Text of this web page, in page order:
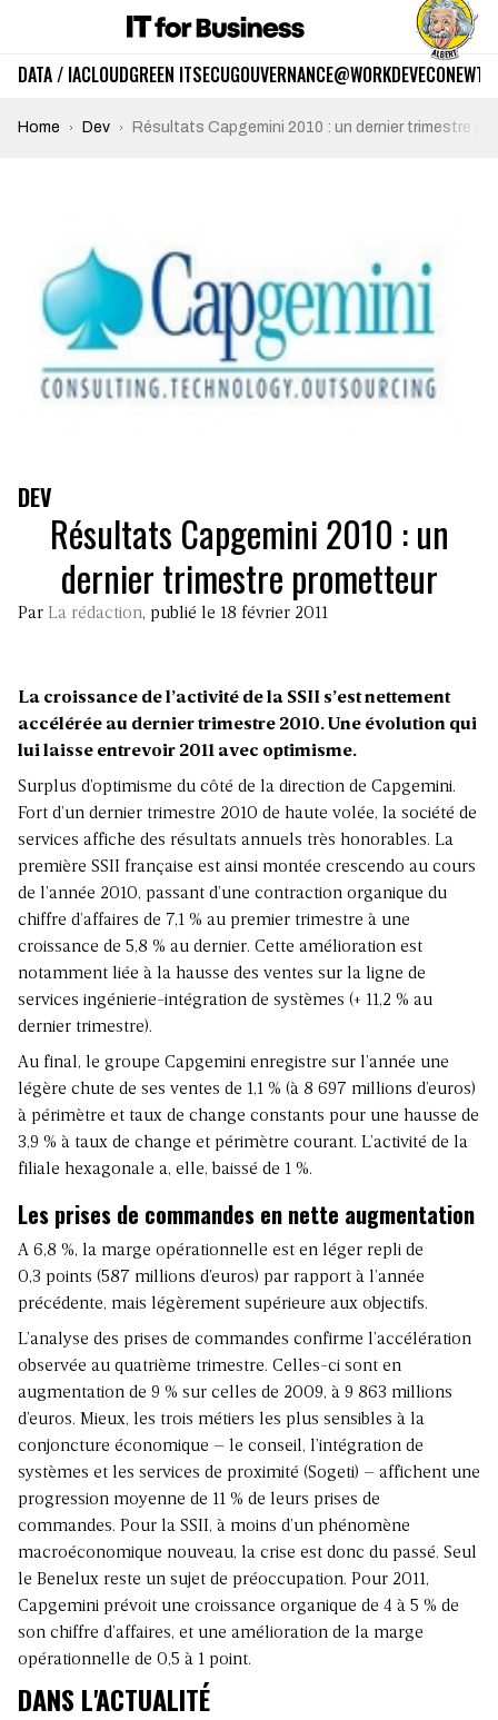
DATA / IACLOUDGREEN ITSECUGOUVERNANCE@WORKDEVECO
Home Dev Résultats Capgemini 2010 : un dernier trimestre
DEV
Résultats Capgemini 2010 : un
dernier trimestre prometteur
Par La rédaction, publié le 18 février 2011
La croissance de l’activité de la SSII s’est nettement
accélérée au dernier trimestre 2010. Une évolution qui
lui laisse entrevoir 2011 avec optimisme.
Surplus d’optimisme du côté de la direction de Capgemini.
Fort d’un dernier trimestre 2010 de haute volée, la société de
services affiche des résultats annuels très honorables. La
première SSII française est ainsi montée crescendo au cours
de l’année 2010, passant d’une contraction organique du
chiffre d’affaires de 7,1 % au premier trimestre à une
croissance de 5,8 % au dernier. Cette amélioration est
notamment liée à la hausse des ventes sur la ligne de
services ingénierie-intégration de systèmes (+ 11,2 % au
dernier trimestre).
Au final, le groupe Capgemini enregistre sur l’année une
légère chute de ses ventes de 1,1 % (à 8 697 millions d’euros)
à périmètre et taux de change constants pour une hausse de
3,9 % à taux de change et périmètre courant. L’activité de la
filiale hexagonale a, elle, baissé de 1 %.
Les prises de commandes en nette augmentation
A 6,8 %, la marge opérationnelle est en léger repli de
0,3 points (587 millions d’euros) par rapport à l’année
précédente, mais légèrement supérieure aux objectifs.
L’analyse des prises de commandes confirme l’accélération
observée au quatrième trimestre. Celles-ci sont en
augmentation de 9 % sur celles de 2009, à 9 863 millions
d’euros. Mieux, les trois métiers les plus sensibles à la
conjoncture économique – le conseil, l’intégration de
systèmes et les services de proximité (Sogeti) – affichent une
progression moyenne de 11 % de leurs prises de
commandes. Pour la SSII, à moins d’un phénomène
macroéconomique nouveau, la crise est donc du passé. Seul
le Benelux reste un sujet de préoccupation. Pour 2011,
Capgemini prévoit une croissance organique de 4 à 5 % de
son chiffre d’affaires, et une amélioration de la marge
opérationnelle de 0,5 à 1 point.
DANS L'ACTUALITÉ